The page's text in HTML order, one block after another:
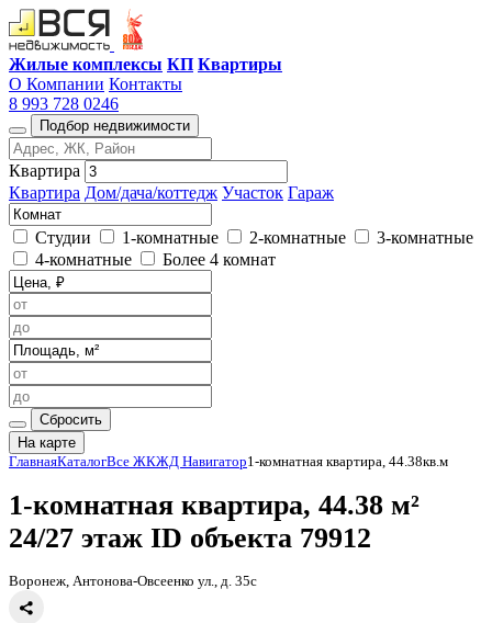
Жилые комплексы КП Квартиры
О Компании Контакты
8 993 728 0246
Подбор недвижимости
Квартира
Квартира Дом/дача/коттедж Участок Гараж
Студии 1-комнатные 2-комнатные
3-комнатные
4-комнатные
Более 4 комнат
Сбросить
На карте
Главная КаталогВсе ЖК ЖД Навигатор